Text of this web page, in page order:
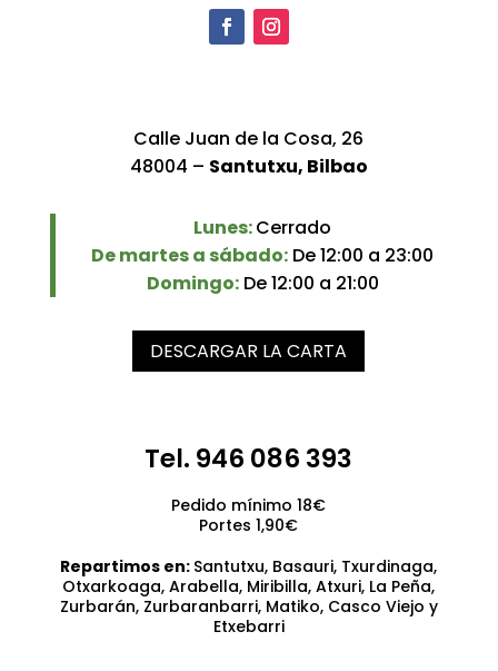
Calle Juan de la Cosa, 26
48004 – Santutxu, Bilbao
Lunes:Cerrado
De martes a sábado: De 12:00 a 23:00
Domingo:De 12:00 a 21:00
DESCARGAR LA CARTA
Tel. 946 086 393
Pedido mínimo 18€
Portes 1,90€
Repartimos en: Santutxu, Basauri, Txurdinaga,
Otxarkoaga, Arabella, Miribilla, Atxuri, La Peña,
Zurbarán, Zurbaranbarri, Matiko, Casco Viejo y
Etxebarri